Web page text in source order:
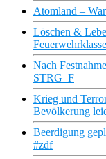
Atomland –
Löschen &
Nach
STRG_F
Krieg und
Bevölkerung
Beerdigung
#zdf